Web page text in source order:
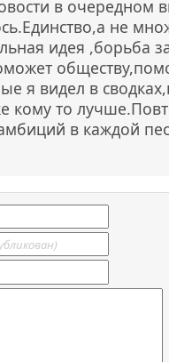
в очередном
не
идея ,борьба
я видел в
кому то
в каждой